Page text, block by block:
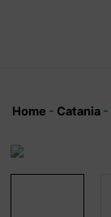
Home - Catania-